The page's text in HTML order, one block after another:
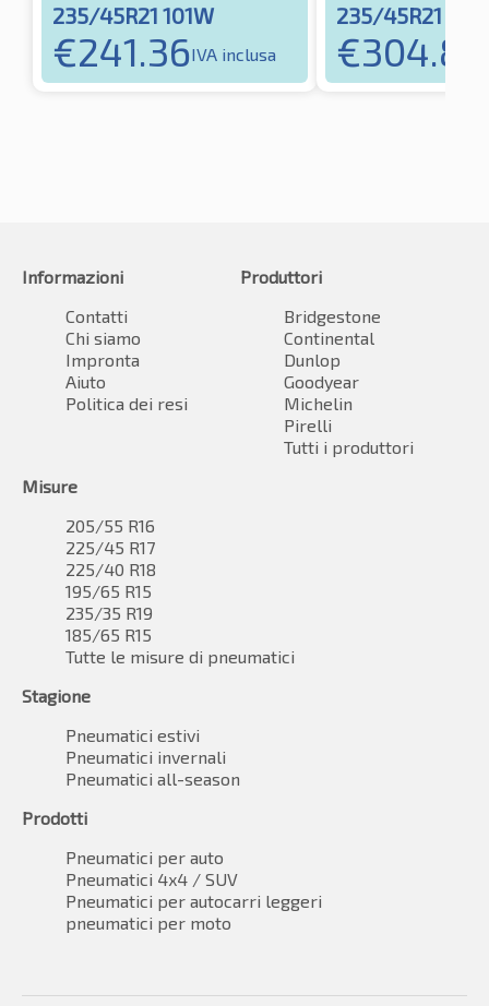
235/45R21 101W
€241.36IVA inclusa
235/45R21
€304.89
Informazioni
Contatti
Chi siamo
Impronta
Aiuto
Politica dei resi
Produttori
Bridgestone
Continental
Dunlop
Goodyear
Michelin
Pirelli
Tutti i produttori
Misure
205/55 R16
225/45 R17
225/40 R18
195/65 R15
235/35 R19
185/65 R15
Tutte le misure di pneumatici
Stagione
Pneumatici estivi
Pneumatici invernali
Pneumatici all-season
Prodotti
Pneumatici per auto
Pneumatici 4x4 / SUV
Pneumatici per autocarri leggeri
pneumatici per moto